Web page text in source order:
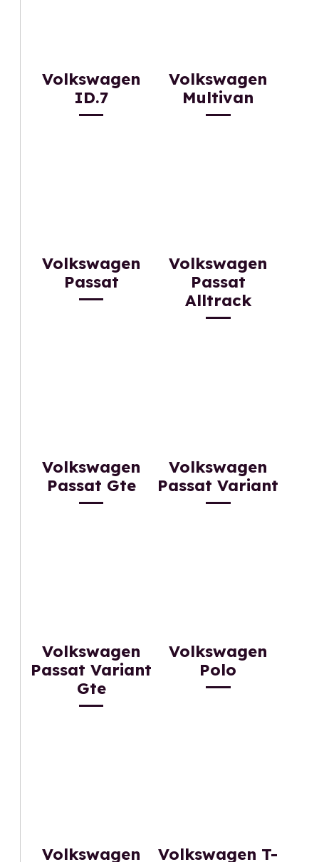
Volkswagen
ID.7
Volkswagen
Multivan
Volkswagen
Passat
Volkswagen
Passat
Alltrack
Volkswagen
Passat Gte
Volkswagen
Passat Variant
Volkswagen
Passat Variant
Gte
Volkswagen
Polo
Volkswagen Volkswagen T-